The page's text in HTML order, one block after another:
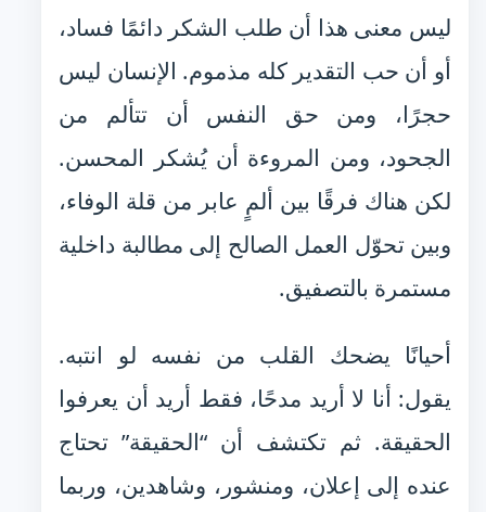
ليس معنى هذا أن طلب الشكر دائمًا فساد،
أو أن حب التقدير كله مذموم. الإنسان ليس
حجرًا، ومن حق النفس أن تتألم من
الجحود، ومن المروءة أن يُشكر المحسن.
لكن هناك فرقًا بين ألمٍ عابر من قلة الوفاء،
وبين تحوّل العمل الصالح إلى مطالبة داخلية
مستمرة بالتصفيق.
أحيانًا يضحك القلب من نفسه لو انتبه.
يقول: أنا لا أريد مدحًا، فقط أريد أن يعرفوا
الحقيقة. ثم تكتشف أن “الحقيقة” تحتاج
عنده إلى إعلان، ومنشور، وشاهدين، وربما